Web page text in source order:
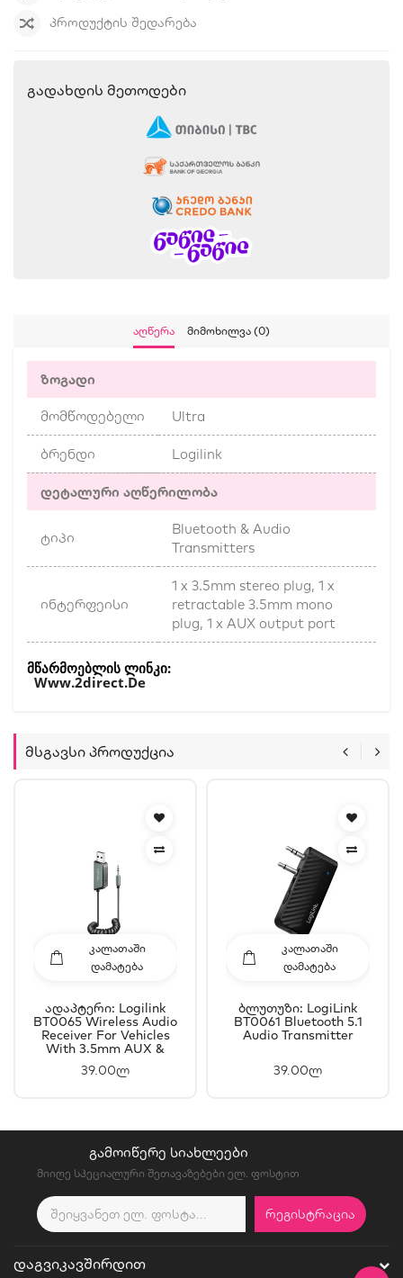
ᲞᲠᲝᲓᲣᲥᲢᲘᲡ ᲨᲔᲓᲐᲠᲔᲑᲐ
Გადახდის Მეთოდები
Აღწერა Მიმოხილვა (0)
ზოგადი
მომწოდებელი Ultra
ბრენდი Logilink
დეტალური აღწერილობა
ტიპი
Bluetooth & Audio
Transmitters
ინტერფეისი
1 x 3.5mm stereo plug, 1 x
retractable 3.5mm mono
plug, 1 x AUX output port
Მწარმოებლის Ლინკი:
Www.2direct.de
Მსგავსი Პროდუქცია
ᲙᲐᲚᲐᲗᲐᲨᲘ
ᲓᲐᲛᲐᲢᲔᲑᲐ
Ადაპტერი: Logilink
BT0065 Wireless Audio
Receiver For Vehicles
With 3.5mm AUX &
USB Connector
39.00ლ
ᲙᲐᲚᲐᲗᲐᲨᲘ
ᲓᲐᲛᲐᲢᲔᲑᲐ
Ბლუთუზი: LogiLink
BT0061 Bluetooth 5.1
Audio Transmitter
39.00ლ
ᲒᲐᲛᲝᲘᲬᲔᲠᲔ ᲡᲘᲐᲮᲚᲔᲔᲑᲘ
მიიღე სპეციალური შეთავაზებები ელ. ფოსტით
ᲠᲔᲒᲘᲡᲢᲠᲐᲪᲘᲐ
ᲓᲐᲒᲕᲘᲙᲐᲕᲨᲘᲠᲓᲘᲗ